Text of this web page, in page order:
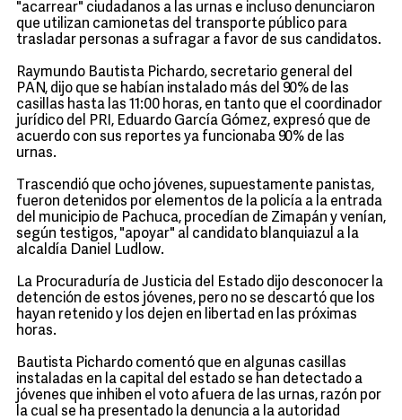
"acarrear" ciudadanos a las urnas e incluso denunciaron
que utilizan camionetas del transporte público para
trasladar personas a sufragar a favor de sus candidatos.
Raymundo Bautista Pichardo, secretario general del
PAN, dijo que se habían instalado más del 90% de las
casillas hasta las 11:00 horas, en tanto que el coordinador
jurídico del PRI, Eduardo García Gómez, expresó que de
acuerdo con sus reportes ya funcionaba 90% de las
urnas.
Trascendió que ocho jóvenes, supuestamente panistas,
fueron detenidos por elementos de la policía a la entrada
del municipio de Pachuca, procedían de Zimapán y venían,
según testigos, "apoyar" al candidato blanquiazul a la
alcaldía Daniel Ludlow.
La Procuraduría de Justicia del Estado dijo desconocer la
detención de estos jóvenes, pero no se descartó que los
hayan retenido y los dejen en libertad en las próximas
horas.
Bautista Pichardo comentó que en algunas casillas
instaladas en la capital del estado se han detectado a
jóvenes que inhiben el voto afuera de las urnas, razón por
la cual se ha presentado la denuncia a la autoridad